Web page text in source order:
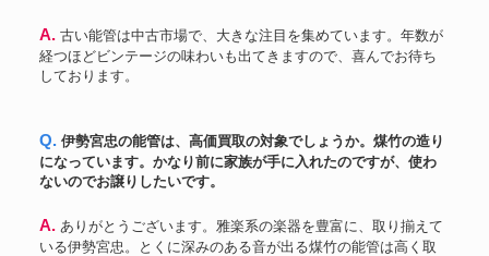
A. 古い能管は中古市場で、大きな注目を集めています。年数が
経つほどビンテージの味わいも出てきますので、喜んでお待ち
しております。
Q. 伊勢宮忠の能管は、高価買取の対象でしょうか。煤竹の造り
になっています。かなり前に家族が手に入れたのですが、使わ
ないのでお譲りしたいです。
A. ありがとうございます。雅楽系の楽器を豊富に、取り揃えて
いる伊勢宮忠。とくに深みのある音が出る煤竹の能管は高く取